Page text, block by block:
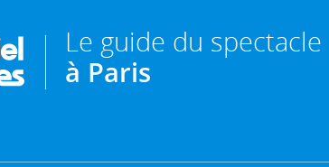
Le guide du spectacle
à Paris